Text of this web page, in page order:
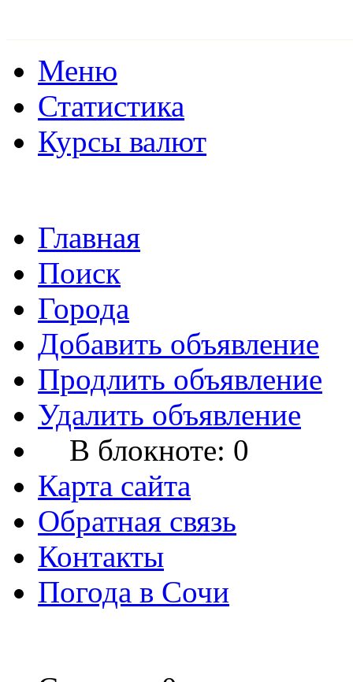
Меню
Статистика
Курсы валют
Главная
Поиск
Города
Добавить объявление
Продлить объявление
Удалить объявление
В блокноте: 0
Карта сайта
Обратная связь
Контакты
Погода в Сочи